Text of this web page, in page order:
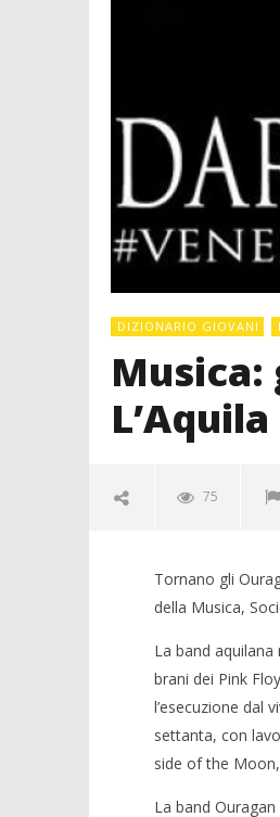
DIZIONARIO GIOVANI
L’Aquila
75
NOW
Musica: gli
Tornano gli
della Musica,
La band
brani dei Pink
l’esecuzione dal
settanta, con
side of the
La band